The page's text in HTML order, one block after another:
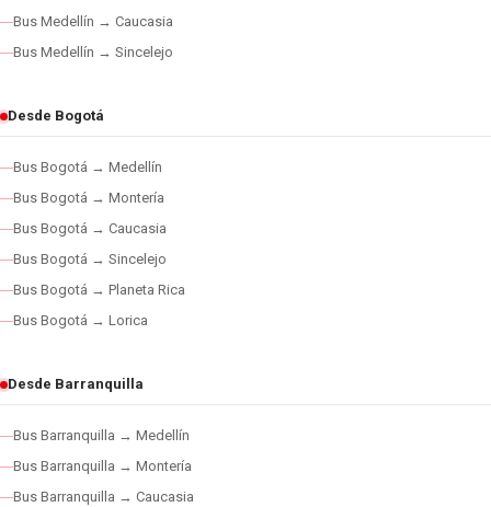
Bus Medellín → Caucasia
Bus Medellín → Sincelejo
Desde Bogotá
Bus Bogotá → Medellín
Bus Bogotá → Montería
Bus Bogotá → Caucasia
Bus Bogotá → Sincelejo
Bus Bogotá → Planeta Rica
Bus Bogotá → Lorica
Desde Barranquilla
Bus Barranquilla → Medellín
Bus Barranquilla → Montería
Bus Barranquilla → Caucasia